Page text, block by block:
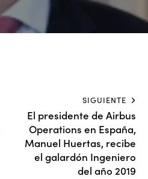
SIGUIENTE
El presidente de Airbus
Operations en España,
Manuel Huertas, recibe
el galardón Ingeniero
del año 2019